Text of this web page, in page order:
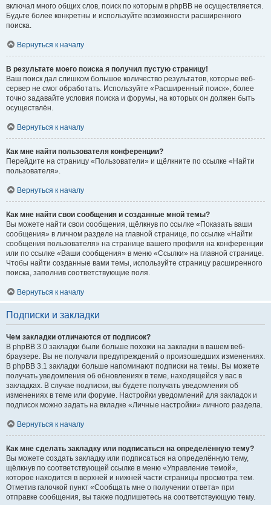
включал много общих слов, поиск по которым в phpBB не осуществляется.
Будьте более конкретны и используйте возможности расширенного
поиска.
Вернуться к началу
В результате моего поиска я получил пустую страницу!
Ваш поиск дал слишком большое количество результатов, которые веб-
сервер не смог обработать. Используйте «Расширенный поиск», более
точно задавайте условия поиска и форумы, на которых он должен быть
осуществлён.
Вернуться к началу
Как мне найти пользователя конференции?
Перейдите на страницу «Пользователи» и щёлкните по ссылке «Найти
пользователя».
Вернуться к началу
Как мне найти свои сообщения и созданные мной темы?
Вы можете найти свои сообщения, щёлкнув по ссылке «Показать ваши
сообщения» в личном разделе на главной странице, по ссылке «Найти
сообщения пользователя» на странице вашего профиля на конференции
или по ссылке «Ваши сообщения» в меню «Ссылки» на главной странице.
Чтобы найти созданные вами темы, используйте страницу расширенного
поиска, заполнив соответствующие поля.
Вернуться к началу
Подписки и закладки
Чем закладки отличаются от подписок?
В phpBB 3.0 закладки были больше похожи на закладки в вашем веб-
браузере. Вы не получали предупреждений о произошедших изменениях.
В phpBB 3.1 закладки больше напоминают подписки на темы. Вы можете
получать уведомления об обновлениях в теме, находящейся у вас в
закладках. В случае подписки, вы будете получать уведомления об
изменениях в теме или форуме. Настройки уведомлений для закладок и
подписок можно задать на вкладке «Личные настройки» личного раздела.
Вернуться к началу
Как мне сделать закладку или подписаться на определённую тему?
Вы можете создать закладку или подписаться на определённую тему,
щёлкнув по соответствующей ссылке в меню «Управление темой»,
которое находится в верхней и нижней части страницы просмотра тем.
Отметив галочкой пункт «Сообщать мне о получении ответа» при
отправке сообщения, вы также подпишетесь на соответствующую тему.